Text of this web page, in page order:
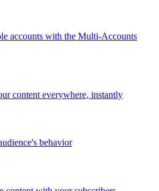
accounts with the Multi-Accounts
content everywhere, instantly
behavior